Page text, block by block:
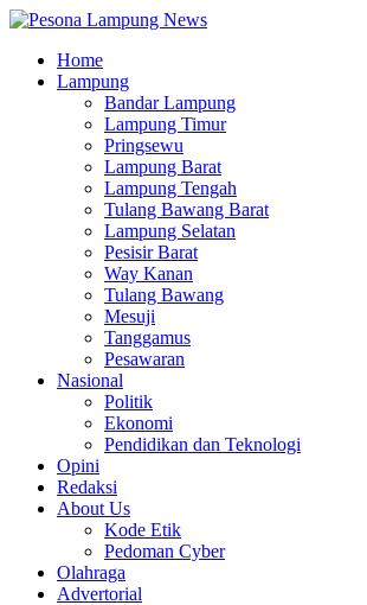
Home
Lampung
Bandar Lampung
Lampung Timur
Pringsewu
Lampung Barat
Lampung Tengah
Tulang Bawang Barat
Lampung Selatan
Pesisir Barat
Way Kanan
Tulang Bawang
Mesuji
Tanggamus
Pesawaran
Nasional
Politik
Ekonomi
Pendidikan dan Teknologi
Opini
Redaksi
About Us
Kode Etik
Pedoman Cyber
Olahraga
Advertorial